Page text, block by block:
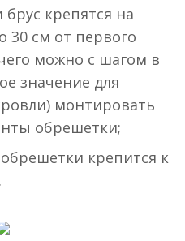
крепятся на
30 см от первого
можно с шагом в
значение для
монтировать
обрешетки;
крепится к